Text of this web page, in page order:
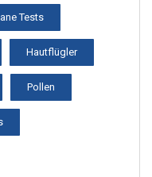
Tests
Hautflügler
Pollen